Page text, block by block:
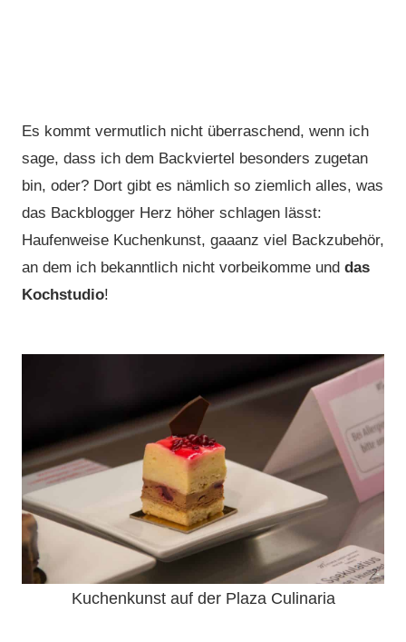
Es kommt vermutlich nicht überraschend, wenn ich
sage, dass ich dem Backviertel besonders zugetan
bin, oder? Dort gibt es nämlich so ziemlich alles, was
das Backblogger Herz höher schlagen lässt:
Haufenweise Kuchenkunst, gaaanz viel Backzubehör,
an dem ich bekanntlich nicht vorbeikomme und das
Kochstudio!
Kuchenkunst auf der Plaza Culinaria